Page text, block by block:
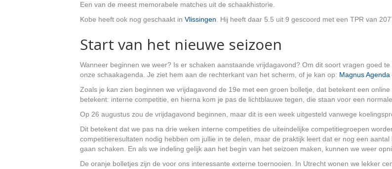
Een van de meest memorabele matches uit de schaakhistorie.
Kobe heeft ook nog geschaakt in Vlissingen. Hij heeft daar 5.5 uit 9 gescoord met een TPR van
Start van het nieuwe seizoen
Wanneer beginnen we weer? Is er schaken aanstaande vrijdagavond? Om dit soort vragen goed
onze schaakagenda. Je ziet hem aan de rechterkant van het scherm, of je kan op: Magnus
Zoals je kan zien beginnen we vrijdagavond de 19e met een groen bolletje, dat betekent een
betekent: interne competitie, en hierna kom je pas de lichtblauwe tegen, die staan voor een
Op 26 augustus zou de vrijdagavond beginnen, maar dit is een week uitgesteld vanwege
Dit betekent dat we pas na drie weken interne competities de uiteindelijke competitiegroepen
competitieresultaten nodig hebben om jullie in te delen, maar de praktijk leert dat er nog een
gaan schaken. En als we indeling gelijk aan het begin van het seizoen maken, kunnen we weer
De oranje bolletjes zijn de voor ons interessante externe toernooien. In Utrecht wonen we lekker